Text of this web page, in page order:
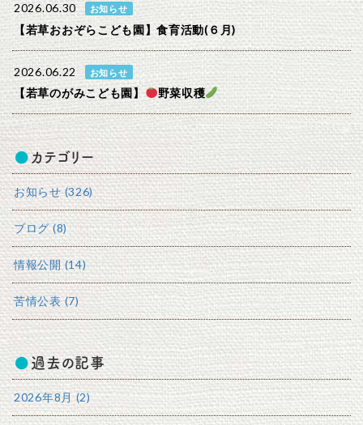
2026.06.30 お知らせ
【若草おおぞらこども園】食育活動(６月)
2026.06.22 お知らせ
【若草のがみこども園】 野菜収穫
カテゴリー
お知らせ (326)
ブログ (8)
情報公開 (14)
苦情公表 (7)
過去の記事
2026年8月 (2)